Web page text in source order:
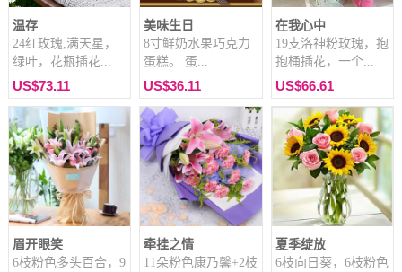
温存
24红玫瑰,满天星，
绿叶，花瓶插花...
US$73.11
美味生日
8寸鲜奶水果巧克力
蛋糕。 蛋...
US$36.11
在我心中
19支洛神粉玫瑰，抱
抱桶插花，一个...
US$66.61
眉开眼笑
6枝粉色多头百合，9
牵挂之情
11朵粉色康乃馨+2枝
夏季绽放
6枝向日葵，6枝粉色